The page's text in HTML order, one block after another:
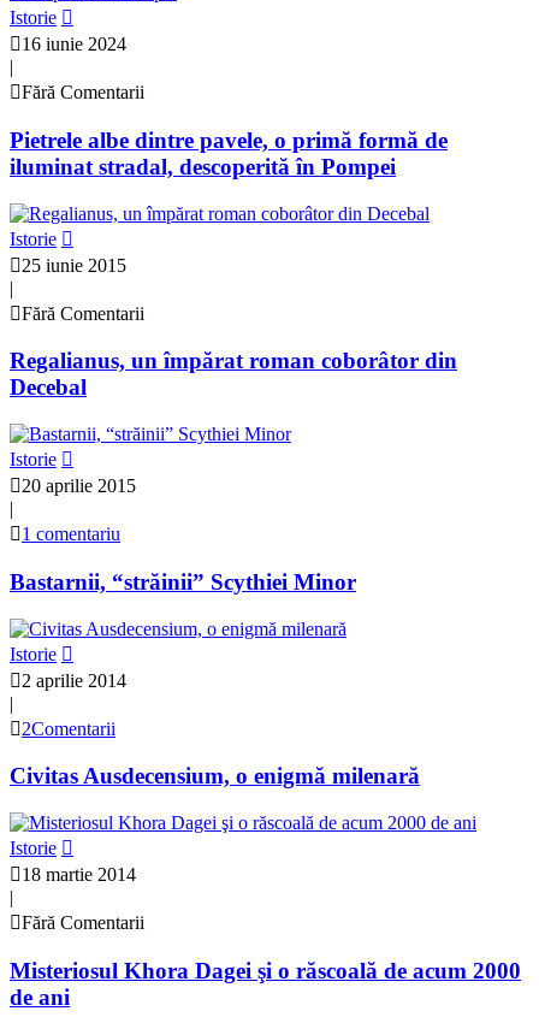
Istorie
16 iunie 2024
|
Fără Comentarii
Pietrele albe dintre pavele, o primă formă de
iluminat stradal, descoperită în Pompei
Istorie
25 iunie 2015
|
Fără Comentarii
Regalianus, un împărat roman coborâtor din
Decebal
Istorie
20 aprilie 2015
|
1 comentariu
Bastarnii, “străinii” Scythiei Minor
Istorie
2 aprilie 2014
|
2Comentarii
Civitas Ausdecensium, o enigmă milenară
Istorie
18 martie 2014
|
Fără Comentarii
Misteriosul Khora Dagei şi o răscoală de acum 2000
de ani